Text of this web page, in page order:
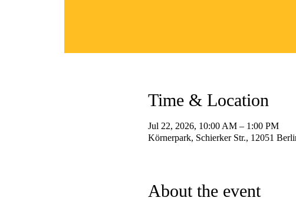
Time & Location
Jul 22, 2026, 10:00 AM – 1:00 PM
Körnerpark, Schierker Str., 12051
About the event